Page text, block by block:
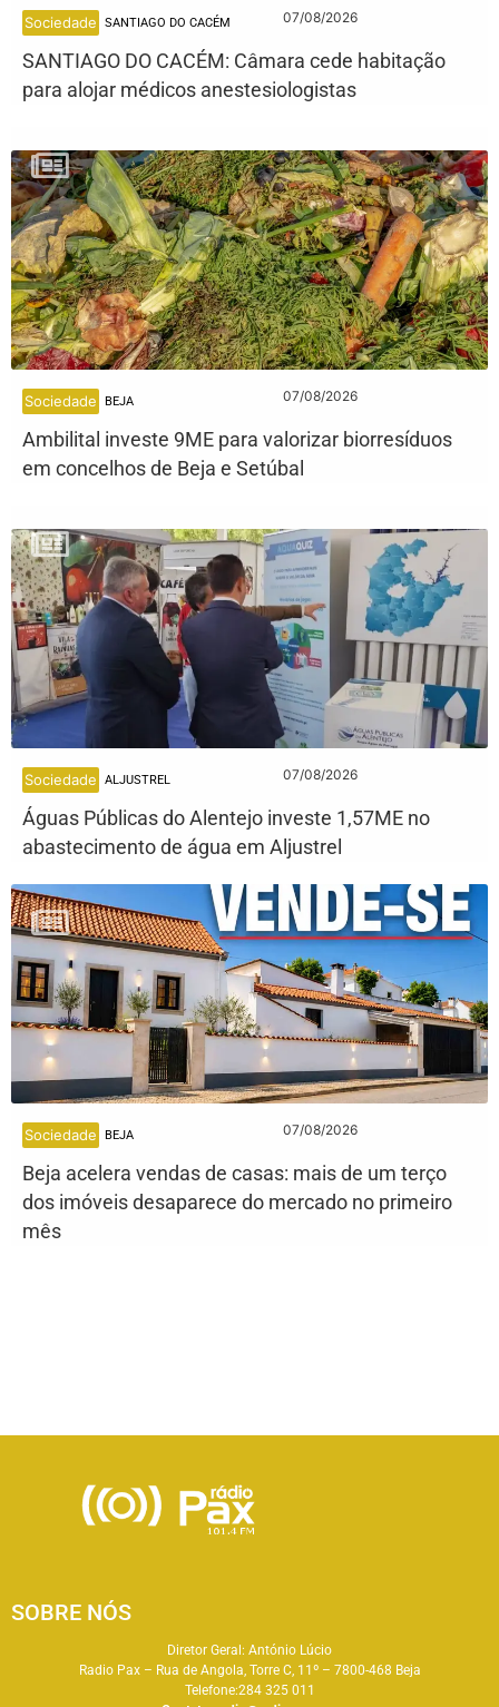
Sociedade SANTIAGO DO CACÉM 07/08/2026
SANTIAGO DO CACÉM: Câmara cede habitação
para alojar médicos anestesiologistas
Sociedade BEJA 07/08/2026
Ambilital investe 9ME para valorizar biorresíduos
em concelhos de Beja e Setúbal
Sociedade ALJUSTREL 07/08/2026
Águas Públicas do Alentejo investe 1,57ME no
abastecimento de água em Aljustrel
Sociedade BEJA 07/08/2026
Beja acelera vendas de casas: mais de um terço
dos imóveis desaparece do mercado no primeiro
mês
SOBRE NÓS
Diretor Geral: António Lúcio
Radio Pax – Rua de Angola, Torre C, 11º – 7800-468 Beja
Telefone:284 325 011